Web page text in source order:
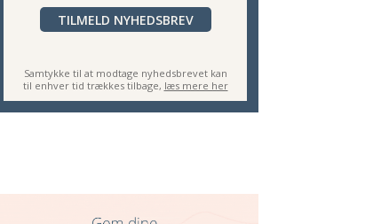
TILMELD NYHEDSBREV
Samtykke til at modtage nyhedsbrevet kan
til enhver tid trækkes tilbage, læs mere her